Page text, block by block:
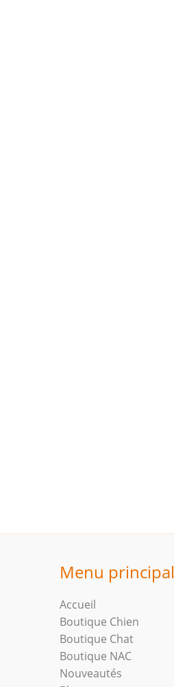
Menu principal
Accueil
Boutique Chien
Boutique Chat
Boutique NAC
Nouveautés